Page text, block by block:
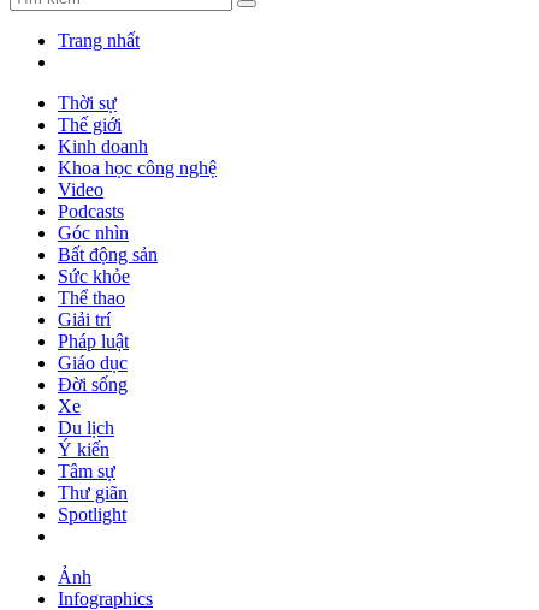
Trang nhất
Thời sự
Thế giới
Kinh doanh
Khoa học công nghệ
Video
Podcasts
Góc nhìn
Bất động sản
Sức khỏe
Thể thao
Giải trí
Pháp luật
Giáo dục
Đời sống
Xe
Du lịch
Ý kiến
Tâm sự
Thư giãn
Spotlight
Ảnh
Infographics